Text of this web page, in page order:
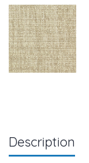
Description